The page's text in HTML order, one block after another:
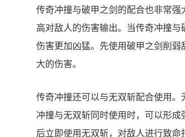
传奇冲撞与破甲之剑的配合也非常
高对敌人的伤害输出。当传奇冲撞
伤害更加凶猛。先使用破甲之剑削
大的伤害。
传奇冲撞还可以与无双斩配合使用
冲撞与无双斩同时使用时，可以形
后立即使用无双斩，对敌人进行致命